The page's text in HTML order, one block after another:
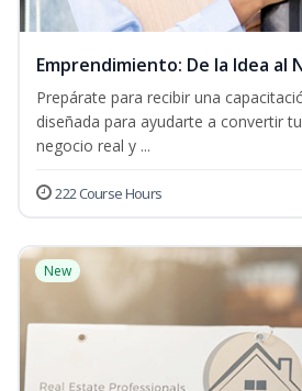
Emprendimiento: De la Idea al
Prepárate para recibir una
diseñada para ayudarte a convertir
negocio real y ...
222 Course Hours
New